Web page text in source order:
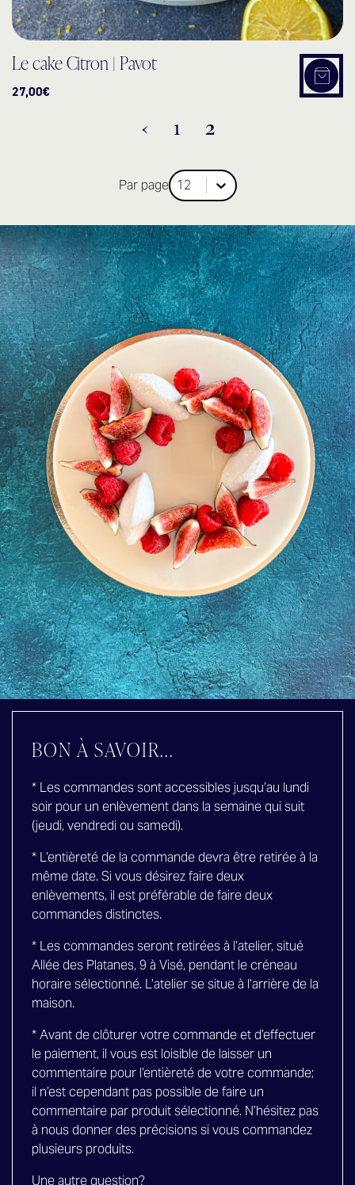
Le cake Citron | Pavot
27,00€
‹ 1 2
Par pagePar page
12
Par page
BON À SAVOIR...
* Les commandes sont accessibles jusqu’au lundi
soir pour un enlèvement dans la semaine qui suit
(jeudi, vendredi ou samedi).
* L’entièreté de la commande devra être retirée à la
même date. Si vous désirez faire deux
enlèvements, il est préférable de faire deux
commandes distinctes.
* Les commandes seront retirées à l’atelier, situé
Allée des Platanes, 9 à Visé, pendant le créneau
horaire sélectionné. L’atelier se situe à l’arrière de la
maison.
* Avant de clôturer votre commande et d’effectuer
le paiement, il vous est loisible de laisser un
commentaire pour l’entièreté de votre commande;
il n’est cependant pas possible de faire un
commentaire par produit sélectionné. N’hésitez pas
à nous donner des précisions si vous commandez
plusieurs produits.
Une autre question?